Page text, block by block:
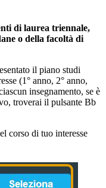
di laurea triennale,
o della facoltà di
il piano studi
(1° anno, 2° anno,
insegnamento, se è
troverai il pulsante Bb
corso di tuo interesse